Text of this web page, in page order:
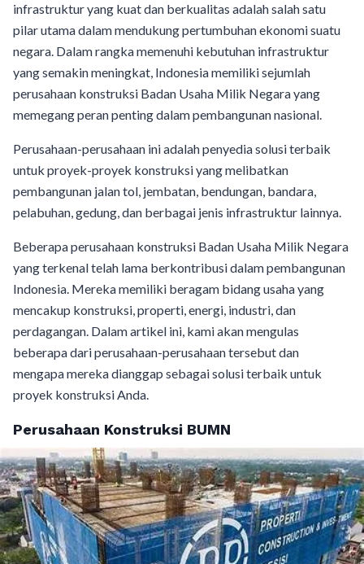
infrastruktur yang kuat dan berkualitas adalah salah satu
pilar utama dalam mendukung pertumbuhan ekonomi suatu
negara. Dalam rangka memenuhi kebutuhan infrastruktur
yang semakin meningkat, Indonesia memiliki sejumlah
perusahaan konstruksi Badan Usaha Milik Negara yang
memegang peran penting dalam pembangunan nasional.
Perusahaan-perusahaan ini adalah penyedia solusi terbaik
untuk proyek-proyek konstruksi yang melibatkan
pembangunan jalan tol, jembatan, bendungan, bandara,
pelabuhan, gedung, dan berbagai jenis infrastruktur lainnya.
Beberapa perusahaan konstruksi Badan Usaha Milik Negara
yang terkenal telah lama berkontribusi dalam pembangunan
Indonesia. Mereka memiliki beragam bidang usaha yang
mencakup konstruksi, properti, energi, industri, dan
perdagangan. Dalam artikel ini, kami akan mengulas
beberapa dari perusahaan-perusahaan tersebut dan
mengapa mereka dianggap sebagai solusi terbaik untuk
proyek konstruksi Anda.
Perusahaan Konstruksi BUMN